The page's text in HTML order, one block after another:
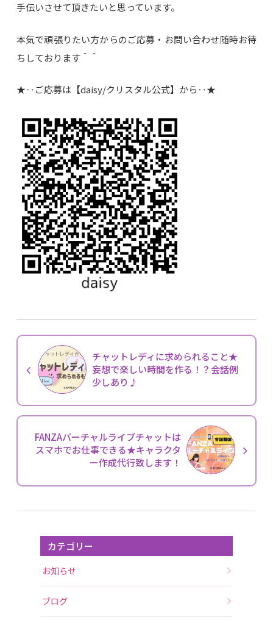
手伝いさせて頂きたいと思っています。
本気で頑張りたい方からのご応募・お問い合わせ随時お待
ちしております＾＾
★‥ご応募は【daisy/クリスタル公式】から‥★
チャットレディに求められること★
妄想で楽しい時間を作る！？会話例
少しあり♪
FANZAバーチャルライブチャットは
スマホでお仕事できる★キャラクタ
ー作成代行致します！
カテゴリー
お知らせ
ブログ